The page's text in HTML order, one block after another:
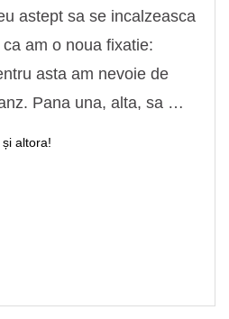
astept sa se incalzeasca
am o noua fixatie:
asta am nevoie de
Pana una, alta, sa …
altora!